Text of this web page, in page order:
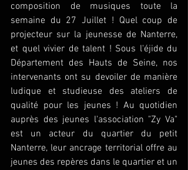
composition de musiques toute la
semaine du 27 Juillet ! Quel coup de
projecteur sur la jeunesse de Nanterre,
et quel vivier de talent ! Sous l'éjide du
Département des Hauts de Seine, nos
intervenants ont su devoiler de manière
ludique et studieuse des ateliers de
qualité pour les jeunes ! Au quotidien
auprès des jeunes l'association "Zy Va"
est un acteur du quartier du petit
Nanterre, leur ancrage territorial offre au
jeunes des repères dans le quartier et un